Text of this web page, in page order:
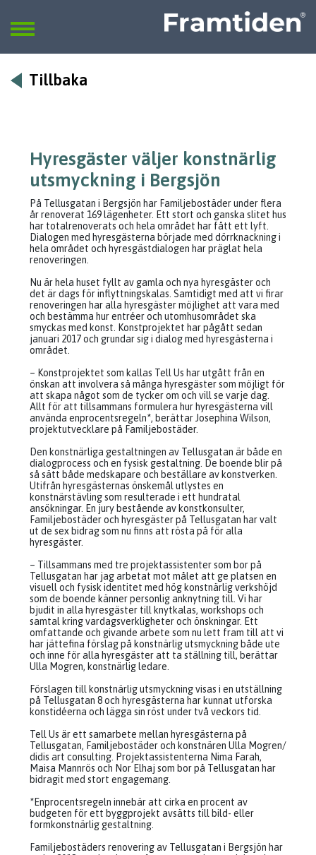
SÖK
Tillbaka
Hyresgäster väljer konstnärlig
utsmyckning i Bergsjön
På Tellusgatan i Bergsjön har Familjebostäder under flera
år renoverat 169 lägenheter. Ett stort och ganska slitet hus
har totalrenoverats och hela området har fått ett lyft.
Dialogen med hyresgästerna började med dörrknackning i
hela området och hyresgästdialogen har präglat hela
renoveringen.
Nu är hela huset fyllt av gamla och nya hyresgäster och
det är dags för inflyttningskalas. Samtidigt med att vi firar
renoveringen har alla hyresgäster möjlighet att vara med
och bestämma hur entréer och utomhusområdet ska
smyckas med konst. Konstprojektet har pågått sedan
januari 2017 och grundar sig i dialog med hyresgästerna i
området.
– Konstprojektet som kallas Tell Us har utgått från en
önskan att involvera så många hyresgäster som möjligt för
att skapa något som de tycker om och vill se varje dag.
Allt för att tillsammans formulera hur hyresgästerna vill
använda enprocentsregeln*, berättar Josephina Wilson,
projektutvecklare på Familjebostäder.
Den konstnärliga gestaltningen av Tellusgatan är både en
dialogprocess och en fysisk gestaltning. De boende blir på
så sätt både medskapare och beställare av konstverken.
Utifrån hyresgästernas önskemål utlystes en
konstnärstävling som resulterade i ett hundratal
ansökningar. En jury bestående av konstkonsulter,
Familjebostäder och hyresgäster på Tellusgatan har valt
ut de sex bidrag som nu finns att rösta på för alla
hyresgäster.
– Tillsammans med tre projektassistenter som bor på
Tellusgatan har jag arbetat mot målet att ge platsen en
visuell och fysisk identitet med hög konstnärlig verkshöjd
som de boende känner personlig anknytning till. Vi har
bjudit in alla hyresgäster till knytkalas, workshops och
samtal kring vardagsverkligheter och önskningar. Ett
omfattande och givande arbete som nu lett fram till att vi
har jättefina förslag på konstnärlig utsmyckning både ute
och inne för alla hyresgäster att ta ställning till, berättar
Ulla Mogren, konstnärlig ledare.
Förslagen till konstnärlig utsmyckning visas i en utställning
på Tellusgatan 8 och hyresgästerna har kunnat utforska
konstidéerna och lägga sin röst under två veckors tid.
Tell Us är ett samarbete mellan hyresgästerna på
Tellusgatan, Familjebostäder och konstnären Ulla Mogren/
didis art consulting. Projektassistenterna Nima Farah,
Maisa Mannrös och Nor Elhaj som bor på Tellusgatan har
bidragit med stort engagemang.
*Enprocentsregeln innebär att cirka en procent av
budgeten för ett byggprojekt avsätts till bild- eller
formkonstnärlig gestaltning.
Familjebostäders renovering av Tellusgatan i Bergsjön har